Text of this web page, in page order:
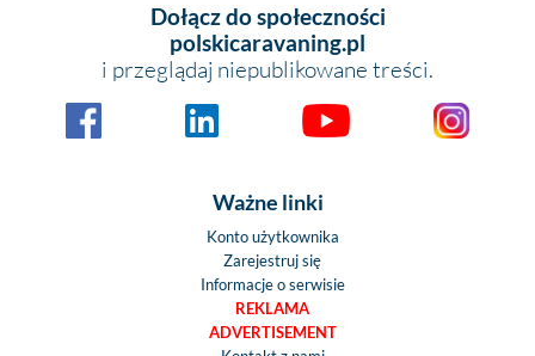
Dołącz do społeczności
polskicaravaning.pl
i przeglądaj niepublikowane treści.
Ważne linki
Konto użytkownika
Zarejestruj się
Informacje o serwisie
REKLAMA
ADVERTISEMENT